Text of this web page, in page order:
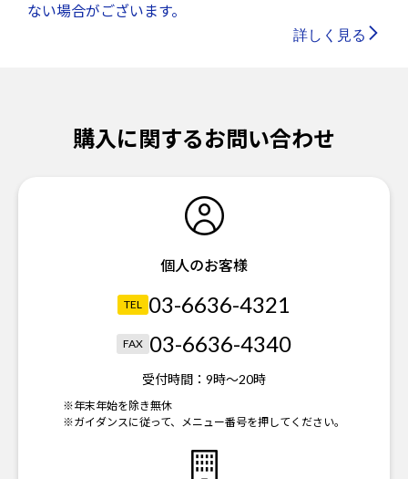
ない場合がございます。
詳しく見る
購入に関するお問い合わせ
個人のお客様
TEL 03-6636-4321
FAX 03-6636-4340
受付時間： 9時～20時
※年末年始を除き無休
※ガイダンスに従って、メニュー番号を押してください。